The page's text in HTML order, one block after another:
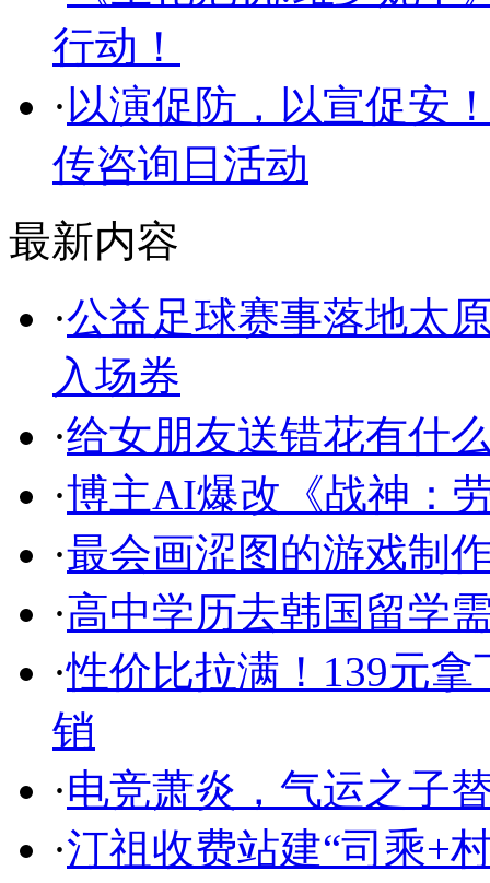
行动！
·以演促防，以宣促安
传咨询日活动
最新内容
·公益足球赛事落地太
入场券
·给女朋友送错花有什
·博主AI爆改《战神：
·最会画涩图的游戏制
·高中学历去韩国留学
·性价比拉满！139元
销
·电竞萧炎，气运之子
·汀祖收费站建“司乘+